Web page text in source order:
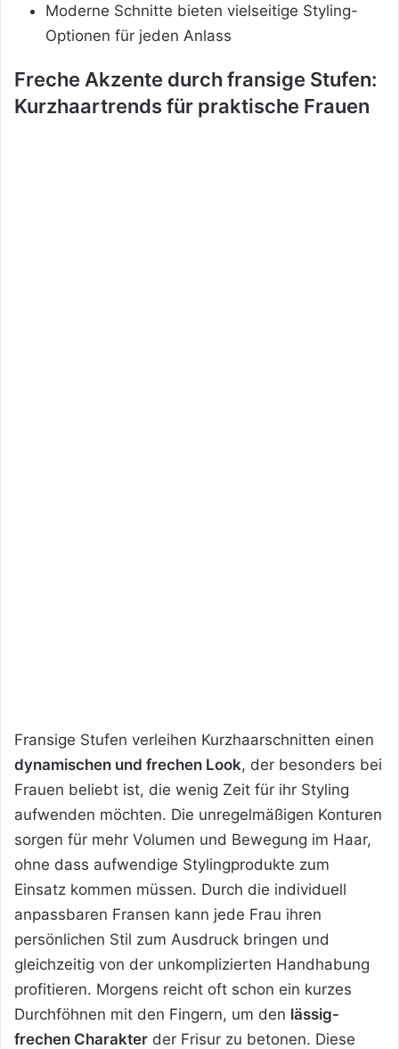
Moderne Schnitte bieten vielseitige Styling-
Optionen für jeden Anlass
Freche Akzente durch fransige Stufen:
Kurzhaartrends für praktische Frauen
Fransige Stufen verleihen Kurzhaarschnitten einen
dynamischen und frechen Look, der besonders bei
Frauen beliebt ist, die wenig Zeit für ihr Styling
aufwenden möchten. Die unregelmäßigen Konturen
sorgen für mehr Volumen und Bewegung im Haar,
ohne dass aufwendige Stylingprodukte zum
Einsatz kommen müssen. Durch die individuell
anpassbaren Fransen kann jede Frau ihren
persönlichen Stil zum Ausdruck bringen und
gleichzeitig von der unkomplizierten Handhabung
profitieren. Morgens reicht oft schon ein kurzes
Durchföhnen mit den Fingern, um den lässig-
frechen Charakter der Frisur zu betonen. Diese